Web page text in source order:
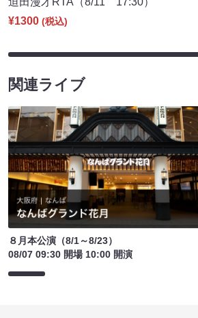
¥1300 (税込)
関連ライブ
８月本公演（8/1～8/23）
08/07 09:30 開場 10:00 開演